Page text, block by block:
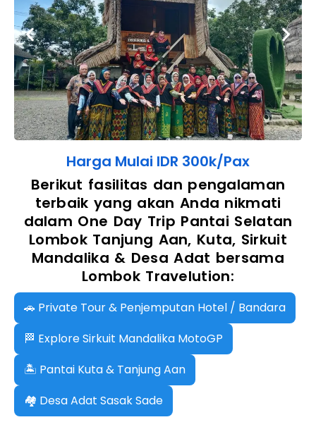
Harga Mulai IDR 300k/Pax
Berikut fasilitas dan pengalaman
terbaik yang akan Anda nikmati
dalam One Day Trip Pantai Selatan
Lombok Tanjung Aan, Kuta, Sirkuit
Mandalika & Desa Adat bersama
Lombok Travelution:
🚗 Private Tour & Penjemputan Hotel / Bandara
🏁 Explore Sirkuit Mandalika MotoGP
🏝️ Pantai Kuta & Tanjung Aan
🏘️ Desa Adat Sasak Sade